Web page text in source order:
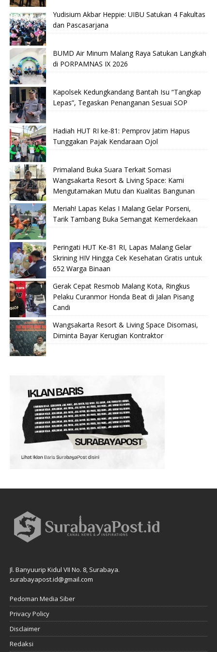
Yudisium Akbar Heppie: UIBU Satukan 4 Fakultas
dan Pascasarjana
BUMD Air Minum Malang Raya Satukan Langkah
di PORPAMNAS IX 2026
Kapolsek Kedungkandang Bantah Isu “Tangkap
Lepas”, Tegaskan Penanganan Sesuai SOP
Hadiah HUT RI ke-81: Pemprov Jatim Hapus
Tunggakan Pajak Kendaraan Ojol
Primaland Buka Suara Terkait Somasi
Wangsakarta Resort & Living Space: Kami
Mengutamakan Mutu dan Kualitas Bangunan
Meriah! Lapas Kelas I Malang Gelar Porseni,
Tarik Tambang Buka Semangat Kemerdekaan
Peringati HUT Ke-81 RI, Lapas Malang Gelar
Skrining HIV Hingga Cek Kesehatan Gratis untuk
652 Warga Binaan
Gerak Cepat Resmob Malang Kota, Ringkus
Pelaku Curanmor Honda Beat di Jalan Pisang
Candi
Wangsakarta Resort & Living Space Disomasi,
Diminta Bayar Kerugian Kontraktor
Jl. Banyuurip Kidul VII No. 8, Surabaya.
surabayapost.id@gmail.com
Pedoman Media Siber
Privacy Policy
Disclaimer
Redaksi